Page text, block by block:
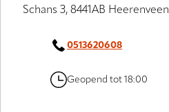
Schans 3, 8441AB Heerenveen
0513620608
Geopend tot 18:00